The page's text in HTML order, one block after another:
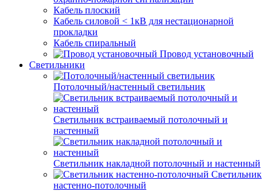
Кабель плоский
Кабель силовой < 1кВ для нестационарной
прокладки
Кабель спиральный
Провод установочный
Светильники
Потолочный/настенный светильник
Светильник встраиваемый потолочный и
настенный
Светильник накладной потолочный и настенный
Светильник
настенно-потолочный